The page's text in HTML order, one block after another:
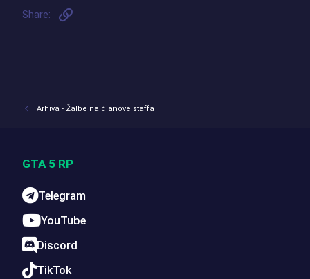
Share:
Arhiva - Žalbe na članove staffa
GTA 5 RP
Telegram
YouTube
Discord
TikTok